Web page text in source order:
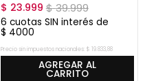
$ 23.999 $39.999
6 cuotas SIN interés de
$ 4000
Precio sin impuestos nacionales: $ 19.833,88
AGREGAR AL
CARRITO